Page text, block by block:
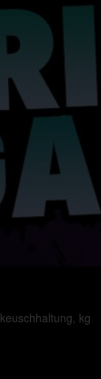
keuschhaltung, kg